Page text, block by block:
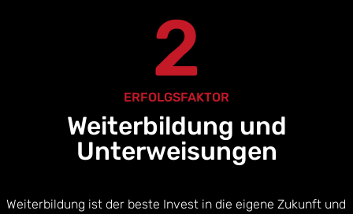
2
ERFOLGSFAKTOR
Weiterbildung und
Unterweisungen
Weiterbildung ist der beste Invest in die eigene Zukunft und